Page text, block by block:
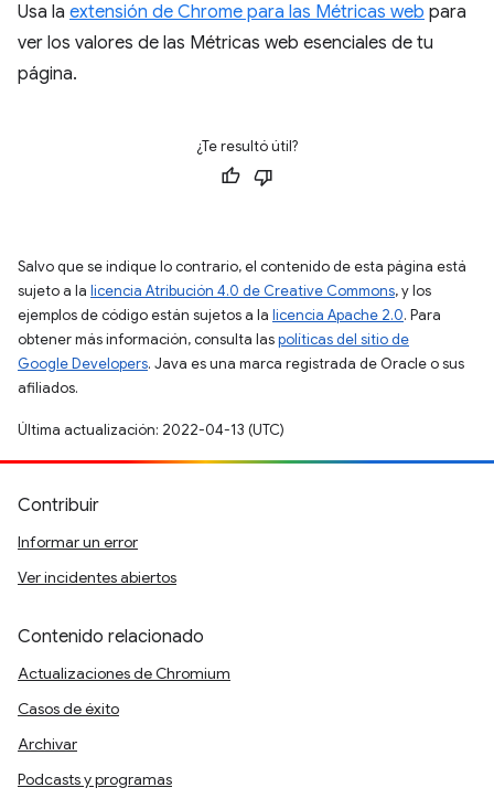
Usa la extensión de Chrome para las Métricas web para
ver los valores de las Métricas web esenciales de tu
página.
¿Te resultó útil?
Salvo que se indique lo contrario, el contenido de esta página está
sujeto a la licencia Atribución 4.0 de Creative Commons, y los
ejemplos de código están sujetos a la licencia Apache 2.0. Para
obtener más información, consulta laspolíticas del sitio de
Google Developers. Java es una marca registrada de Oracle o sus
afiliados.
Última actualización: 2022-04-13 (UTC)
Contribuir
Informar un error
Ver incidentes abiertos
Contenido relacionado
Actualizaciones de Chromium
Casos de éxito
Archivar
Podcasts y programas